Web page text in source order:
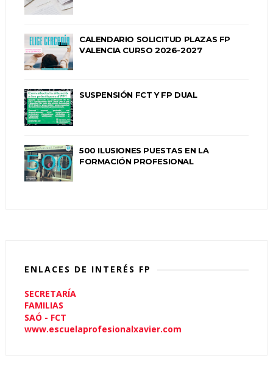
CALENDARIO SOLICITUD PLAZAS FP
VALENCIA CURSO 2026-2027
SUSPENSIÓN FCT Y FP DUAL
500 ILUSIONES PUESTAS EN LA
FORMACIÓN PROFESIONAL
ENLACES DE INTERÉS FP
SECRETARÍA
FAMILIAS
SAÓ - FCT
www.escuelaprofesionalxavier.com